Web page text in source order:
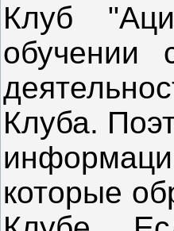
Клуб
обучении
Клуба.
которые